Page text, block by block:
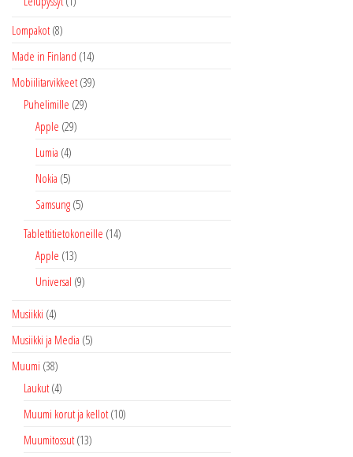
Lompakot (8)
Made in Finland (14)
Mobiilitarvikkeet (39)
Puhelimille (29)
Apple (29)
Lumia (4)
Nokia (5)
Samsung (5)
Tablettitietokoneille (14)
Apple (13)
Universal (9)
Musiikki (4)
Musiikki ja Media (5)
Muumi (38)
Laukut (4)
Muumi korut ja kellot (10)
Muumitossut (13)